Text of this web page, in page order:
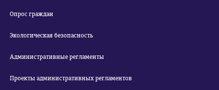
Опрос граждан
Экологическая безопасность
Административные регламенты
Проекты административных регламентов